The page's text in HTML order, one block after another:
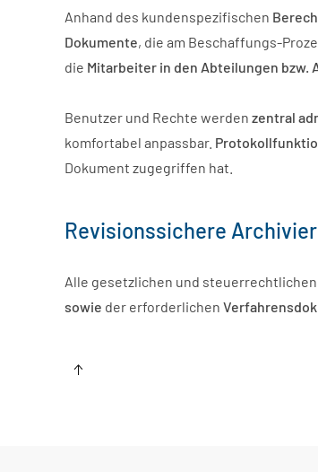
Anhand des kundenspezifischen
Dokumente, die am Beschaffungs-
die Mitarbeiter in den Abteilungen bzw.
Benutzer und Rechte werden zentral
komfortabel anpassbar.
Dokument zugegriffen hat.
Revisionssichere
Alle gesetzlichen und
sowie der erforderlichen